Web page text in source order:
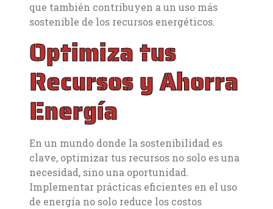
que también contribuyen a un uso más
sostenible de los recursos energéticos.
Optimiza tus
Recursos y Ahorra
Energía
En un mundo donde la sostenibilidad es
clave, optimizar tus recursos no solo es una
necesidad, sino una oportunidad.
Implementar prácticas eficientes en el uso
de energía no solo reduce los costos